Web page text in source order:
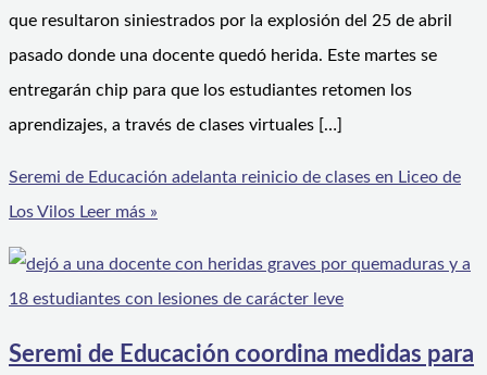
que resultaron siniestrados por la explosión del 25 de abril
pasado donde una docente quedó herida. Este martes se
entregarán chip para que los estudiantes retomen los
aprendizajes, a través de clases virtuales […]
Seremi de Educación adelanta reinicio de clases en Liceo de
Los Vilos Leer más »
Seremi de Educación coordina medidas para